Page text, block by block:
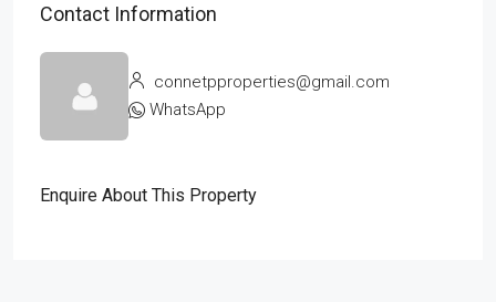
Contact Information
connetpproperties@gmail.com
WhatsApp
Enquire About This Property